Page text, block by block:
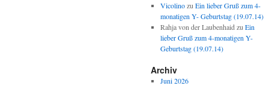
Vicolinozu Ein lieber Gruß zum 4-
monatigen Y- Geburtstag (19.07.14)
Rahja von der Laubenhaid zu Ein
lieber Gruß zum 4-monatigen Y-
Geburtstag (19.07.14)
Archiv
Juni 2026